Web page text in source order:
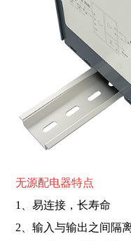
无源配电器特点
1、易连接，长寿命
2、输入与输出之间隔